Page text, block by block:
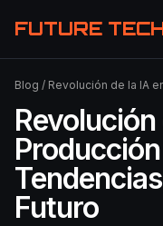
FUTURE
Blog / Revolución de la IA en la
Revolución
Futuro